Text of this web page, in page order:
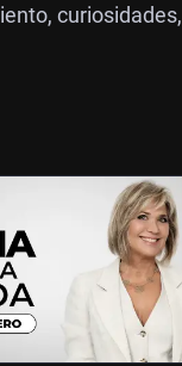
curiosidades,